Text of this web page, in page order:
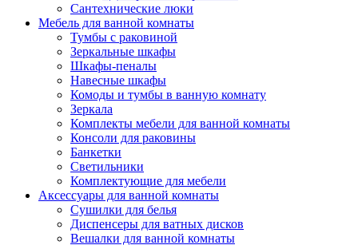
Сантехнические люки
Мебель для ванной комнаты
Тумбы с раковиной
Зеркальные шкафы
Шкафы-пеналы
Навесные шкафы
Комоды и тумбы в ванную комнату
Зеркала
Комплекты мебели для ванной комнаты
Консоли для раковины
Банкетки
Светильники
Комплектующие для мебели
Аксессуары для ванной комнаты
Сушилки для белья
Диспенсеры для ватных дисков
Вешалки для ванной комнаты